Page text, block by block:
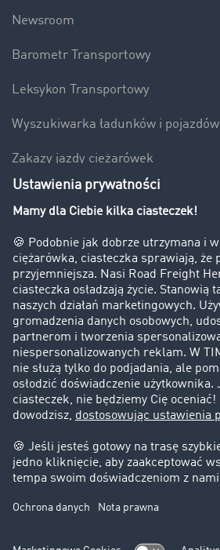
Newsroom
Barometr Transportowy
Leksykon Transportowy
Wyszukiwarka ładunków i pojazdów
Zakazy jazdy ciężarówek
Bezpieczeństwo
Firma
Historie sukcesu
Klienci pozyskują nowych klientów
Informacje prawne
Impressum
OWU
Ochrona danych
Ustawienia plików cookies